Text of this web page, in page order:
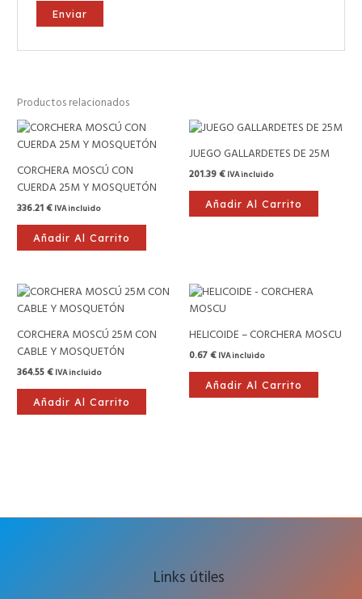
Productos relacionados
CORCHERA MOSCÚ CON
CUERDA 25M Y MOSQUETÓN
336.21€ IVA incluido
Añadir Al Carrito
JUEGO GALLARDETES DE 25M
201.39€ IVA incluido
Añadir Al Carrito
CORCHERA MOSCÚ 25M CON
CABLE Y MOSQUETÓN
364.55€ IVA incluido
Añadir Al Carrito
HELICOIDE – CORCHERA MOSCU
0.67€ IVA incluido
Añadir Al Carrito
Links útiles